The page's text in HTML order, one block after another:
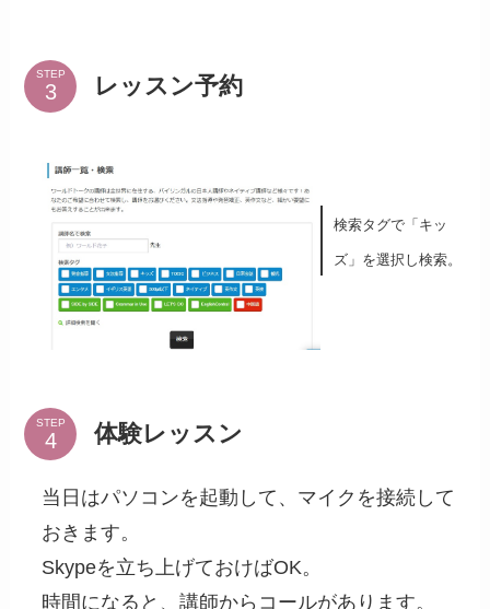
STEP レッスン予約
検索タグで「キッ
ズ」を選択し検索。
STEP 体験レッスン
当日はパソコンを起動して、マイクを接続して
おきます。
Skypeを立ち上げておけばOK。
時間になると、講師からコールがあります。